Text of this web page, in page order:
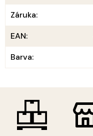
Záruka:
EAN:
Barva: